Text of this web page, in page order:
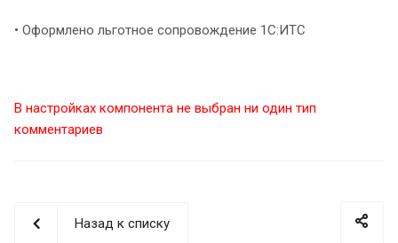
• Оформлено льготное сопровождение 1С:ИТС
В настройках компонента не выбран ни один тип
комментариев
Назад к списку